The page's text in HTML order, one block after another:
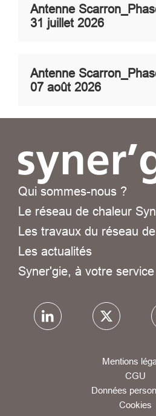
Antenne
31 juillet 2026
Antenne
07 août 2026
Qui sommes-nous ?
Le réseau de chaleur
Les travaux du réseau
Les actualités
Syner'gie, à votre service
Mentions
CGU
Données
Cookies